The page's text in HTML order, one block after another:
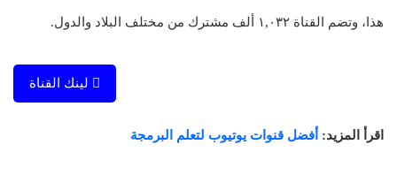
هذا، وتضم القناة ١,٠٣٢ ألف مشترك من مختلف البلاد والدول.
لينك القناة
اقرأ المزيد: أفضل قنوات يوتيوب لتعلم البرمجة